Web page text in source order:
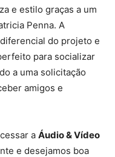
e estilo graças a um
Penna. A
do projeto e
para socializar
a uma solicitação
amigos e
a Áudio & Vídeo
e desejamos boa